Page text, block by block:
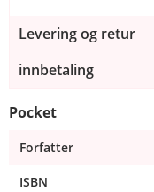
Levering og retur
innbetaling
Pocket
Forfatter
ISBN